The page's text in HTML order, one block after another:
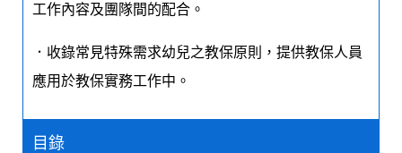
工作內容及團隊間的配合。
．收錄常見特殊需求幼兒之教保原則，提供教保人員
應用於教保實務工作中。
目錄